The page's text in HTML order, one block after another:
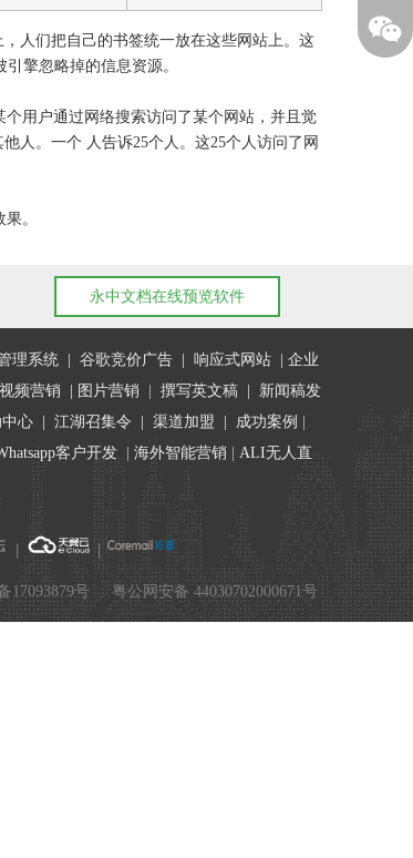
人们把自己的书签统一放在这些网站上。这
擎忽略掉的信息资源。
用户通过网络搜索访问了某个网站，并且觉
人。一个 人告诉25个人。这25个人访问了网
。
永中文档在线预览软件
理系统 谷歌竞价广告 响应式网站
企业
视频营销 图片营销 撰写英文稿
新闻稿发
心 江湖召集令 | 渠道加盟 | 成功案例
客户开发 海外智能营销
ALI无人直
丨 .
17093879号 粤公网安备 44030702000671号